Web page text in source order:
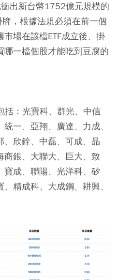
出新台幣1752億元規模的
，根據法規必須在前一個
場在該檔ETF成立後、掛
哪一檔個股才能吃到豆腐的
：光寶科、群光、中信
一、亞翔、廣達、力成、
欣銓、中磊、可成、晶
商銀、大聯大、巨大、致
成、聯陽、光洋科、矽
精成科、大成鋼、耕興、